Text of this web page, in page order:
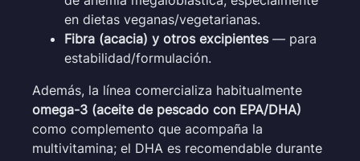
en dietas veganas/vegetarianas.
Fibra (acacia) y otros excipientes— para
estabilidad/formulación.
Además, la línea comercializa habitualmente
omega-3 (aceite de pescado con EPA/DHA)
como complemento que acompaña la
multivitamina; el DHA es recomendable durante